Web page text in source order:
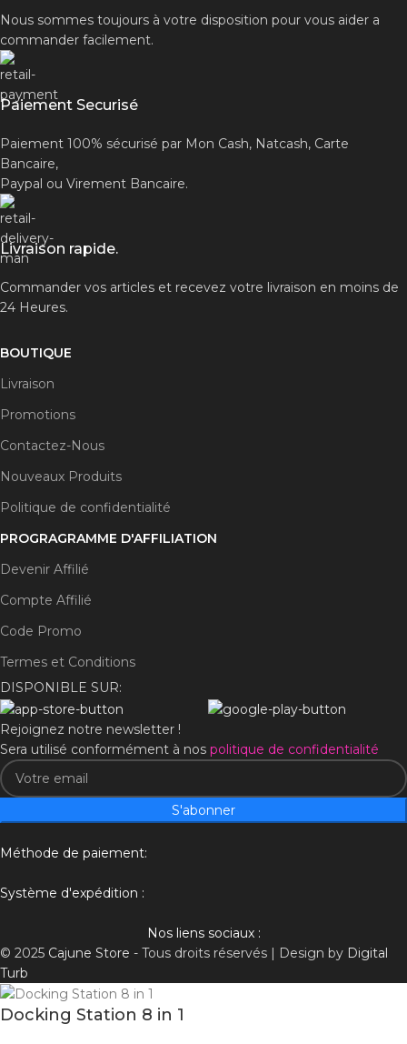
Nous sommes toujours à votre disposition pour vous aider a
commander facilement.
Paiement Securisé
Paiement 100% sécurisé par Mon Cash, Natcash, Carte
Bancaire,
Paypal ou Virement Bancaire.
Livraison rapide.
Commander vos articles et recevez votre livraison en moins de
24 Heures.
BOUTIQUE
Livraison
Promotions
Contactez-Nous
Nouveaux Produits
Politique de confidentialité
PROGRAGRAMME D'AFFILIATION
Devenir Affilié
Compte Affilié
Code Promo
Termes et Conditions
DISPONIBLE SUR:
Rejoignez notre newsletter !
Sera utilisé conformément à nos politique de confidentialité
S'abonner
Méthode de paiement:
Système d'expédition :
Nos liens sociaux :
© 2025 Cajune Store - Tous droits réservés | Design by Digital
Turb
Docking Station 8 in 1